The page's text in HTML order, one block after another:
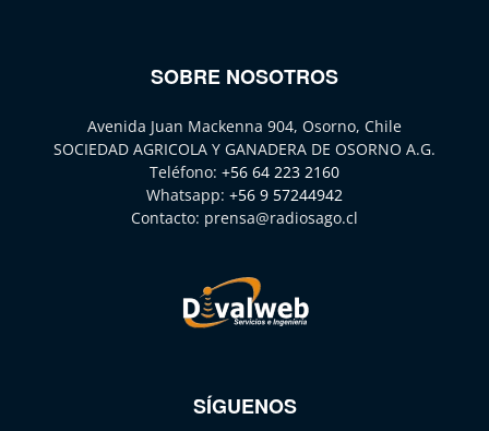
SOBRE NOSOTROS
Avenida Juan Mackenna 904, Osorno, Chile
SOCIEDAD AGRICOLA Y GANADERA DE OSORNO A.G.
Teléfono: +56 64 223 2160
Whatsapp: +56 9 57244942
Contacto: prensa@radiosago.cl
SÍGUENOS